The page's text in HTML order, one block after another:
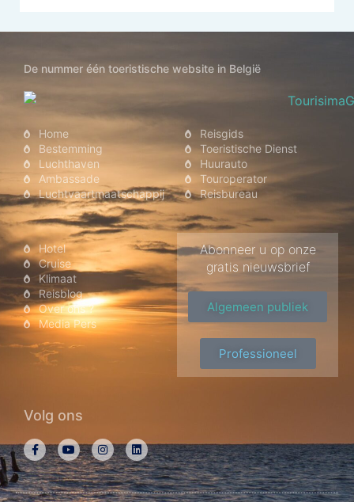
Verenigde
Staten
De nummer één toeristische website in België
Home
Bestemming
Luchthaven
Ambassade
Luchtvaartmaatschappij
Reisgids
Toeristische Dienst
Huurauto
Touroperator
Reisbureau
Hotel
Cruise
Klimaat
Reisblog
Over ons ?
Media Pers
Abonneer u op onze
gratis nieuwsbrief
Algemeen publiek
Professioneel
Volg ons